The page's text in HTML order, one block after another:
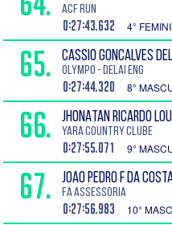
ACF Run
0:27:43.632 4°
65. CASSIO GONCALVES
Olympo - Delai Eng
0:27:44.320 8°
66. JHONATAN RICARDO
Yara Country Clube
0:27:55.071 9°
67. JOAO PEDRO F DA
FA ASSESSORIA
0:27:56.983 10°